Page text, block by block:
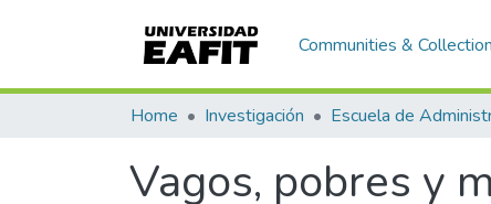
Communities &
Home Investigación Escuela de
Vagos, pobres y